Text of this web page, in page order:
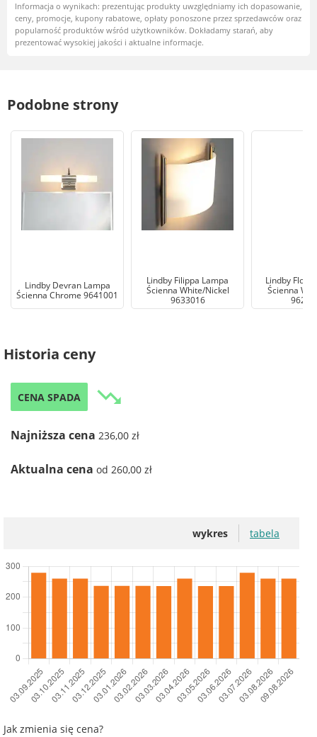
Informacja o wynikach: prezentując produkty uwzględniamy ich dopasowanie,
ceny, promocje, kupony rabatowe, opłaty ponoszone przez sprzedawców oraz
popularność produktów wśród użytkowników. Dokładamy starań, aby
prezentować wysokiej jakości i aktualne informacje.
Podobne strony
Lindby Devran Lampa
Ścienna Chrome 9641001
Lindby Filippa Lampa
Ścienna White/Nickel
9633016
Lindby
Ścienna
Historia ceny
CENA SPADA trending_down
Najniższa cena 236,00 zł
Aktualna cena od 260,00 zł
wykres tabela
Jak zmienia się cena?